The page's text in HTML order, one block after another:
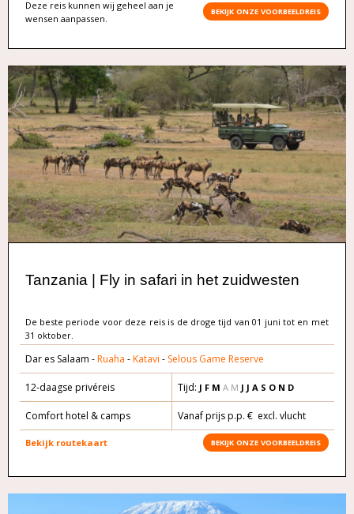
Deze reis kunnen wij geheel aan je
wensen aanpassen.
BEKIJK ONZE VOORBEELDREIS
Tanzania | Fly in safari in het zuidwesten
De beste periode voor deze reis is de droge tijd van 01 juni tot en met
31 oktober.
Dar es Salaam -Ruaha -Katavi - Selous Game Reserve
12-daagse privéreis Tijd: J F M A M J J A S O N D
Comfort hotel & camps Vanaf prijs p.p. € excl. vlucht
Bekijk routekaart BEKIJK ONZE VOORBEELDREIS